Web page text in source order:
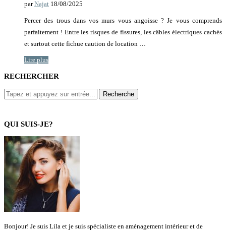
parNajat 18/08/2025
Percer des trous dans vos murs vous angoisse ? Je vous comprends
parfaitement ! Entre les risques de fissures, les câbles électriques cachés
et surtout cette fichue caution de location …
Lire plus
RECHERCHER
QUI SUIS-JE?
Bonjour! Je suis Lila et je suis spécialiste en aménagement intérieur et de